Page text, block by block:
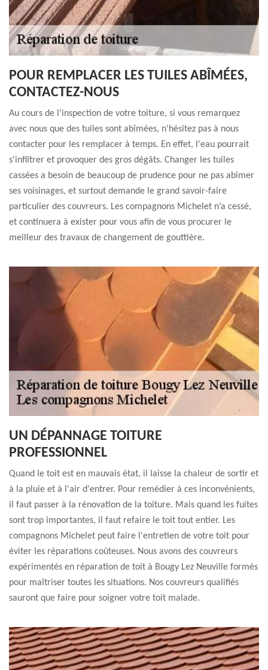
POUR REMPLACER LES TUILES ABÎMÉES,
CONTACTEZ-NOUS
Au cours de l'inspection de votre toiture, si vous remarquez
avec nous que des tuiles sont abîmées, n'hésitez pas à nous
contacter pour les remplacer à temps. En effet, l'eau pourrait
s'infiltrer et provoquer des gros dégâts. Changer les tuiles
cassées a besoin de beaucoup de prudence pour ne pas abîmer
ses voisinages, et surtout demande le grand savoir-faire
particulier des couvreurs. Les compagnons Michelet n’a cessé,
et continuera à exister pour vous afin de vous procurer le
meilleur des travaux de changement de gouttière.
UN DÉPANNAGE TOITURE
PROFESSIONNEL
Quand le toit est en mauvais état, il laisse la chaleur de sortir et
à la pluie et à l'air d'entrer. Pour remédier à ces inconvénients,
il faut passer à la rénovation de la toiture. Mais quand les fuites
sont trop importantes, il faut refaire le toit tout entier. Les
compagnons Michelet peut faire l'entretien de votre toit pour
éviter les réparations coûteuses. Nous avons des couvreurs
expérimentés en réparation de toit à Bougy Lez Neuville formés
pour maîtriser toutes les situations. Nos couvreurs qualifiés
sauront que faire pour soigner votre toit malade.